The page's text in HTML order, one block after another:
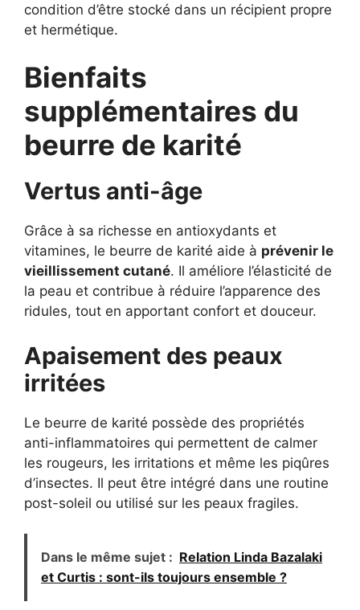
condition d’être stocké dans un récipient propre
et hermétique.
Bienfaits
supplémentaires du
beurre de karité
Vertus anti-âge
Grâce à sa richesse en antioxydants et
vitamines, le beurre de karité aide à prévenir le
vieillissement cutané. Il améliore l’élasticité de
la peau et contribue à réduire l’apparence des
ridules, tout en apportant confort et douceur.
Apaisement des peaux
irritées
Le beurre de karité possède des propriétés
anti-inflammatoires qui permettent de calmer
les rougeurs, les irritations et même les piqûres
d’insectes. Il peut être intégré dans une routine
post-soleil ou utilisé sur les peaux fragiles.
Dans le même sujet : Relation Linda Bazalaki
et Curtis : sont-ils toujours ensemble ?